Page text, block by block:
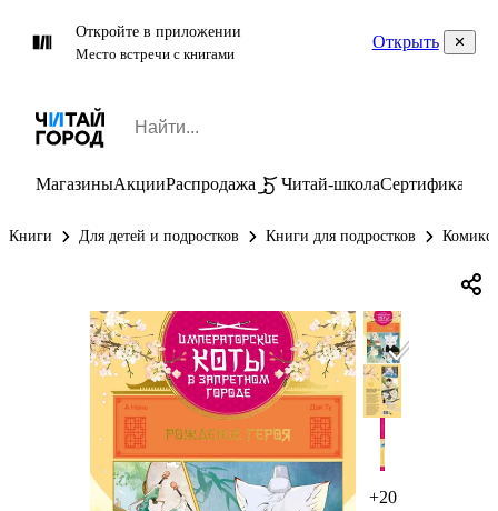
Откройте в приложении
Место встречи с книгами
Открыть
МагазиныАкцииРаспродажа Читай-школаСертификаты
Книги Для детей и подростков Книги для подростков
+20